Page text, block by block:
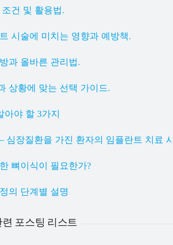
건 및 활용법.
시술에 미치는 영향과 예방책.
과 올바른 관리법.
상황에 맞는 선택 가이드.
야 할 3가지
심장질환을 가진 환자의 임플란트 치료
뼈이식이 필요한가?
의 단계별 설명
포스팅 리스트